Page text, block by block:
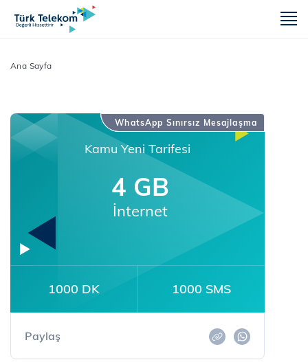
Ana Sayfa
WhatsApp Sınırsız Mesajlaşma
Kamu Yeni Tarifesi
4 GB
İnternet
1000 DK 1000 SMS
Paylaş